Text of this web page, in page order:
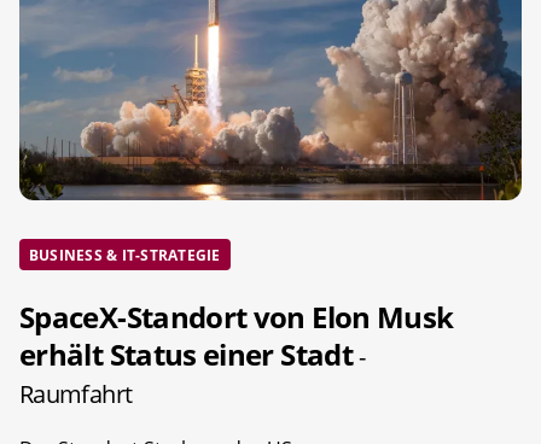
BUSINESS & IT-STRATEGIE
SpaceX-Standort von Elon Musk
erhält Status einer Stadt-
Raumfahrt